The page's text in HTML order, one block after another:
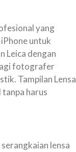
yang
untuk
Leica dengan
fotografer
Tampilan Lensa
tanpa harus
lensa